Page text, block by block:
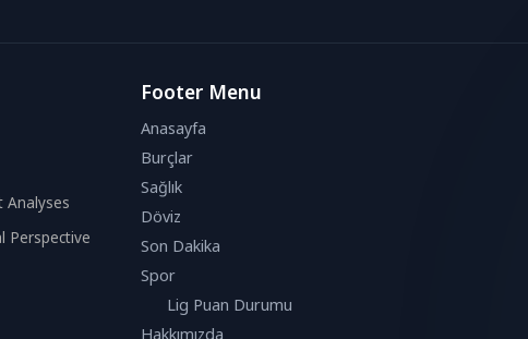
Analyses
Perspective
Footer Menu
Anasayfa
Burçlar
Sağlık
Döviz
Son Dakika
Spor
Lig Puan Durumu
Hakkımızda